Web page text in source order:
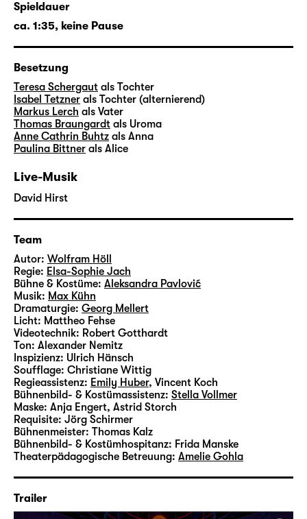
Jach. Nach „
„Niederwald“ ihre zweite Inszenierung am
Schauspiel Leipzig. Seit 2022 ist Elsa-Sophie
Jach Hausregisseurin am Residenztheater
München. Ihre Regiearbeit wurde unter
anderem durch die Einladung der
Inszenierung „Dritte Republik“ zum Festival
Radikal jung 2019 und von Thomas Köcks
„die zukunft reicht uns nicht (klagt, kinder
klagt!)“ (Regie gemeinsam mit Thomas Köck)
zu den Autor:innentheatertagen 2018
gewürdigt sowie durch mehrere
Mit „Niederwald“ inszeniert sie nach
„Nebraska“ (Theater Oberhausen, 2021) zum
zweiten Mal die Uraufführung eines Textes
von Wolfram Höll.
Nach Drucklegung des Jahresheftes wurde
der Arbeitstitel des Stückes („Bergstück“)
nun auf den finalen Titel „Niederwald“
geändert (13.6.2023).
Zusatzhinweise zu sensiblen Inhalten in
„Niederwald“ finden Siehier.
Spieldauer
ca. 1:35, keine Pause
Besetzung
Teresa Schergaut als Tochter
Isabel Tetzner als Tochter (alternierend)
Markus Lerch als Vater
Thomas Braungardt als Uroma
Anne Cathrin Buhtz als Anna
Paulina Bittner als Alice
Live-Musik
David Hirst
Team
Autor: Wolfram Höll
Regie: Elsa-Sophie Jach
Bühne & Kostüme: Aleksandra Pavlović
Musik: Max Kühn
Dramaturgie: Georg Mellert
Licht: Mattheo Fehse
Videotechnik: Robert Gotthardt
Ton: Alexander Nemitz
Inspizienz: Ulrich Hänsch
Soufflage: Christiane Wittig
Regieassistenz: Emily Huber, Vincent Koch
Bühnenbild- & Kostümassistenz: Stella Vollmer
Maske: Anja Engert, Astrid Storch
Requisite: Jörg Schirmer
Bühnenmeister: Thomas Kalz
Bühnenbild- & Kostümhospitanz: Frida Manske
Theaterpädagogische Betreuung: Amelie Gohla
Trailer